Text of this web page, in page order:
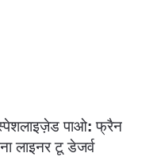
स्पेशलाइज़ेड पाओ: फ्रैन
लाइनर टू डेजर्व